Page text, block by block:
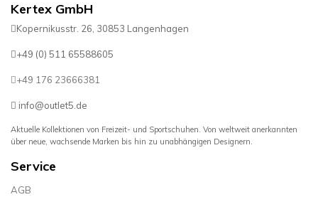
Kertex GmbH
Kopernikusstr. 26, 30853 Langenhagen
+49 (0) 511 65588605
+49 176 23666381
info@outlet5.de
Aktuelle Kollektionen von Freizeit- und Sportschuhen. Von weltweit anerkannten
über neue, wachsende Marken bis hin zu unabhängigen Designern.
Service
AGB